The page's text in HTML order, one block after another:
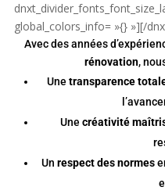
global_colors_info= »{} »][/
Avec des années
rénovation,
Une transparence
Une créativité
Un respect des normes